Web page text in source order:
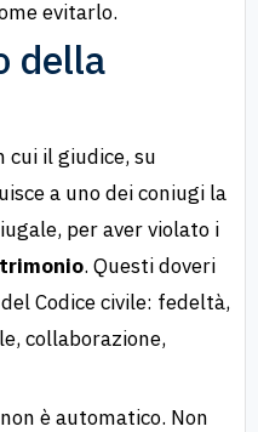
evitarlo.
della
cui il giudice, su
a uno dei coniugi la
per aver violato i
. Questi doveri
Codice civile: fedeltà,
collaborazione,
è automatico. Non